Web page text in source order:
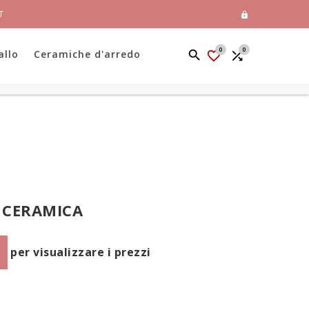

Ceramiche d'arredo 0 0
per visualizzare i prezzi